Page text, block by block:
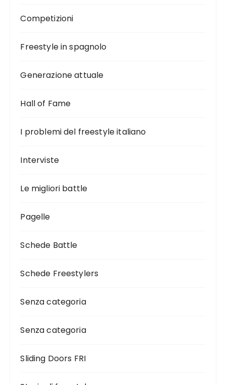
Competizioni
Freestyle in spagnolo
Generazione attuale
Hall of Fame
I problemi del freestyle italiano
Interviste
Le migliori battle
Pagelle
Schede Battle
Schede Freestylers
Senza categoria
Senza categoria
Sliding Doors FRI